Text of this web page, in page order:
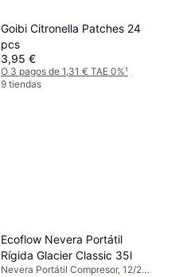
Goibi Citronella Patches 24
pcs
3,95 €
O 3 pagos de 1,31 € TAE 0%¹
9 tiendas
Ecoflow Nevera Portátil
Rígida Glacier Classic 35l
Nevera Portátil Compresor, 12/24